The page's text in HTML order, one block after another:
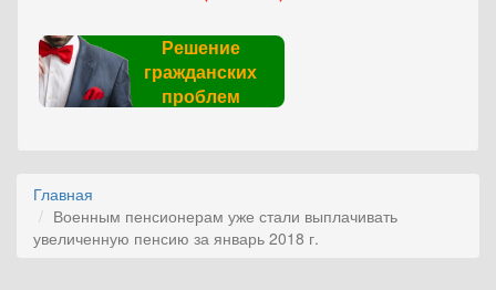
Решение
гражданских
проблем
Главная
Военным пенсионерам уже стали выплачивать
увеличенную пенсию за январь 2018 г.